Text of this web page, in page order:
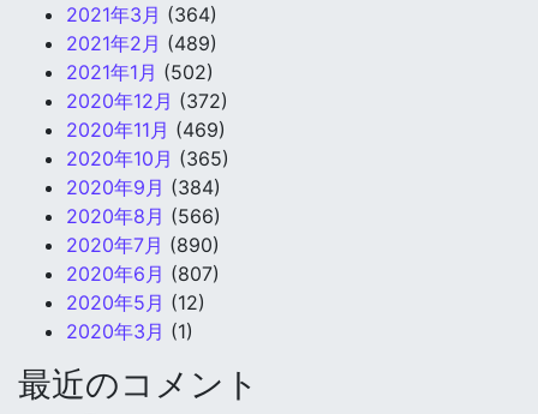
2021年3月 (364)
2021年2月 (489)
2021年1月 (502)
2020年12月 (372)
2020年11月 (469)
2020年10月 (365)
2020年9月 (384)
2020年8月 (566)
2020年7月 (890)
2020年6月 (807)
2020年5月 (12)
2020年3月 (1)
最近のコメント